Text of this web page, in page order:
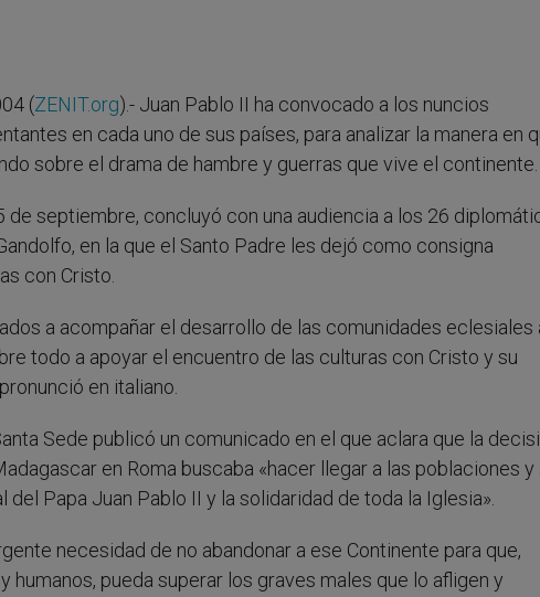
(ZENIT.org).- Juan Pablo II ha convocado a los nuncios
en cada uno de sus países, para analizar la manera en
sobre el drama de hambre y guerras que vive el continente.
de septiembre, concluyó con una audiencia a los 26
en la que el Santo Padre les dejó como consigna
con Cristo.
a acompañar el desarrollo de las comunidades eclesiales
todo a apoyar el encuentro de las culturas con Cristo y su
en italiano.
Sede publicó un comunicado en el que aclara que la
en Roma buscaba «hacer llegar a las poblaciones y
Papa Juan Pablo II y la solidaridad de toda la Iglesia».
necesidad de no abandonar a ese Continente para que,
pueda superar los graves males que lo afligen y